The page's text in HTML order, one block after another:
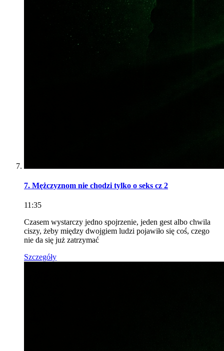
7. Mężczyznom nie chodzi tylko o seks cz 2
11:35
Czasem wystarczy jedno spojrzenie, jeden gest albo chwila
ciszy, żeby między dwojgiem ludzi pojawiło się coś, czego
nie da się już zatrzymać
Szczegóły